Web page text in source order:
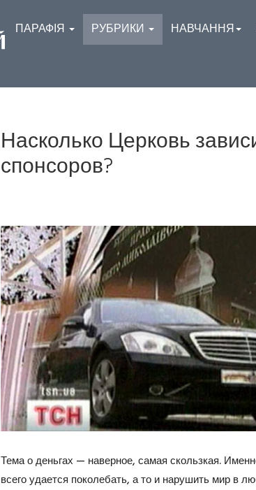
ПАРАФІЯ РУБРИКИ НАВЧАННЯ
Насколько Церковь
спонсоров?
Тема о деньгах — наверное, самая скользкая.
всего удается поколебать, а то и нарушить мир в